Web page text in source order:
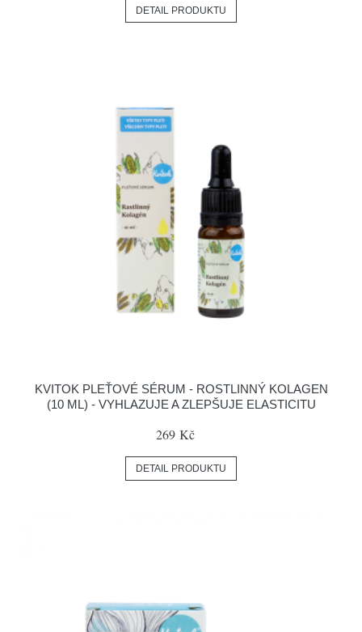
DETAIL PRODUKTU
KVITOK PLEŤOVÉ SÉRUM - ROSTLINNÝ KOLAGEN
(10 ML) - VYHLAZUJE A ZLEPŠUJE ELASTICITU
269 Kč
DETAIL PRODUKTU